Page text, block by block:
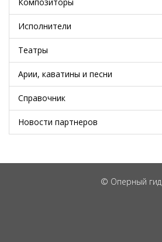
Исполнители
Театры
Арии, каватины и песни
Справочник
Новости партнеров
© Оперный гид